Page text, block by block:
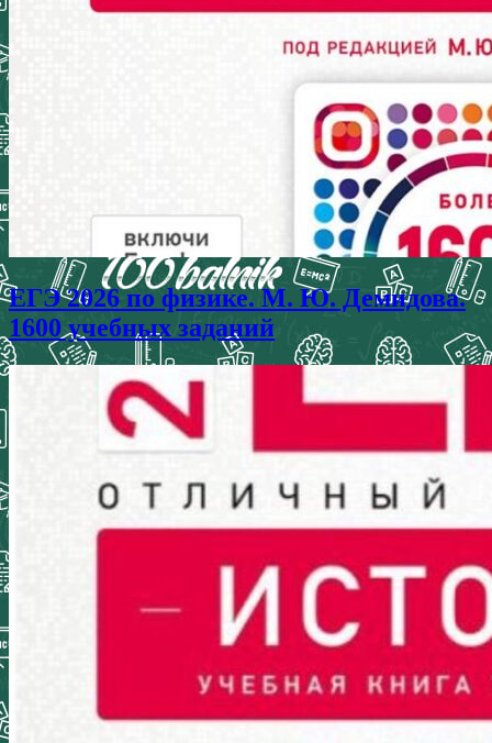
ЕГЭ 2026 по физике. М. Ю. Демидова.
1600 учебных заданий